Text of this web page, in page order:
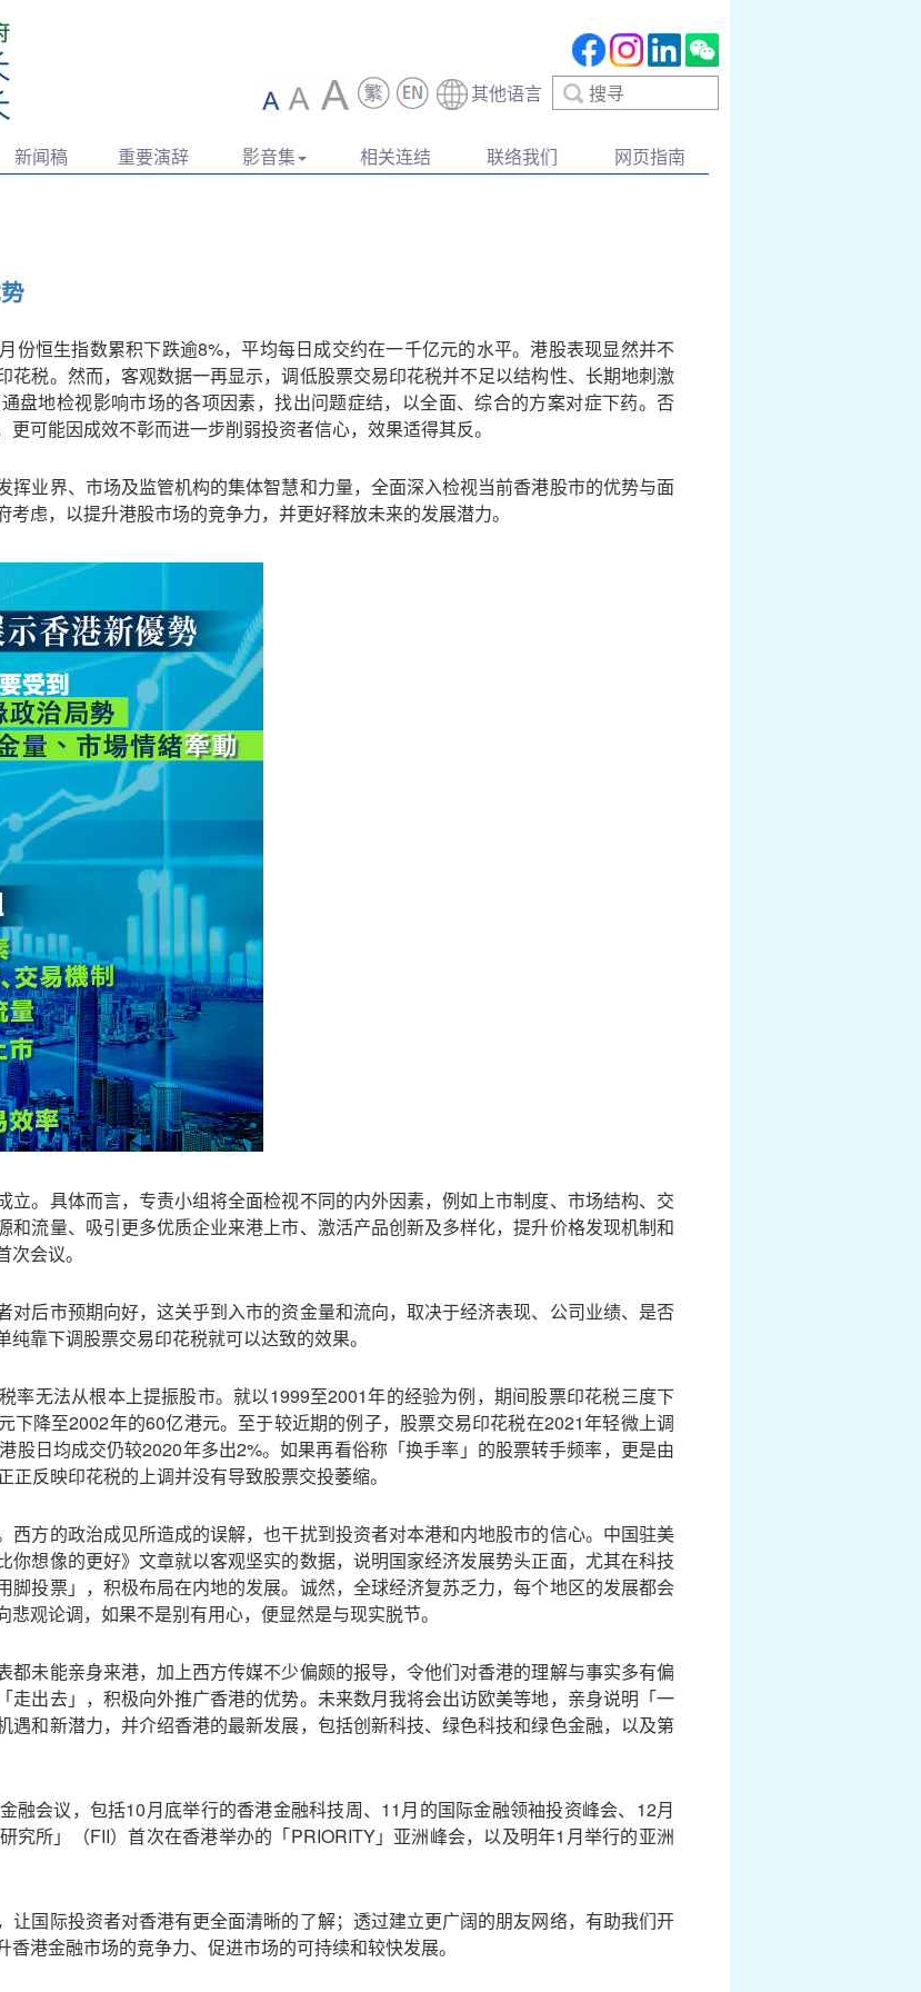
其他语言
寻
新闻稿 重要演辞 影音集 相关连结 联络我们 网页指南
份恒生指数累积下跌逾8%，平均每日成交约在一千亿元的水平。港股表现显然并不
花税。然而，客观数据一再显示，调低股票交易印花税并不足以结构性、长期地刺激
盘地检视影响市场的各项因素，找出问题症结，以全面、综合的方案对症下药。否
可能因成效不彰而进一步削弱投资者信心，效果适得其反。
挥业界、市场及监管机构的集体智慧和力量，全面深入检视当前香港股市的优势与面
虑，以提升港股市场的竞争力，并更好释放未来的发展潜力。
立。具体而言，专责小组将全面检视不同的内外因素，例如上市制度、市场结构、交
和流量、吸引更多优质企业来港上市、激活产品创新及多样化，提升价格发现机制和
会议。
对后市预期向好，这关乎到入市的资金量和流向，取决于经济表现、公司业绩、是否
靠下调股票交易印花税就可以达致的效果。
率无法从根本上提振股市。就以1999至2001年的经验为例，期间股票印花税三度下
下降至2002年的60亿港元。至于较近期的例子，股票交易印花税在2021年轻微上调
股日均成交仍较2020年多出2%。如果再看俗称「换手率」的股票转手频率，更是由
反映印花税的上调并没有导致股票交投萎缩。
西方的政治成见所造成的误解，也干扰到投资者对本港和内地股市的信心。中国驻美
你想像的更好》文章就以客观坚实的数据，说明国家经济发展势头正面，尤其在科技
脚投票」，积极布局在内地的发展。诚然，全球经济复苏乏力，每个地区的发展都会
观论调，如果不是别有用心，便显然是与现实脱节。
都未能亲身来港，加上西方传媒不少偏颇的报导，令他们对香港的理解与事实多有偏
走出去」，积极向外推广香港的优势。未来数月我将会出访欧美等地，亲身说明「一
遇和新潜力，并介绍香港的最新发展，包括创新科技、绿色科技和绿色金融，以及第
融会议，包括10月底举行的香港金融科技周、11月的国际金融领袖投资峰会、12月
究所」（FII）首次在香港举办的「PRIORITY」亚洲峰会，以及明年1月举行的亚洲
让国际投资者对香港有更全面清晰的了解；透过建立更广阔的朋友网络，有助我们开
港金融市场的竞争力、促进市场的可持续和较快发展。